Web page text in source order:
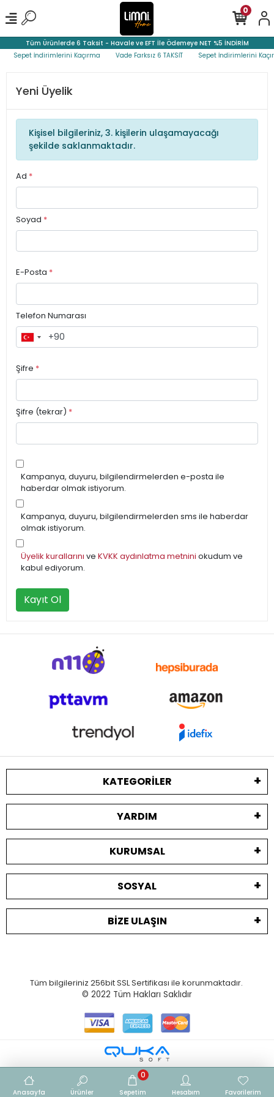
Tüm Ürünlerde 6 Taksit - Havale ve EFT İle Ödemeye NET %5 İNDİRİM
Sepet İndirimlerini Kaçırma
Vade Farksız 6 TAKSİT Sepet İndirimlerini
0
Yeni Üyelik
Kişisel bilgileriniz, 3. kişilerin ulaşamayacağı
şekilde saklanmaktadır.
Ad *
Soyad *
E-Posta *
Telefon Numarası
Şifre *
Şifre (tekrar) *
Kampanya, duyuru, bilgilendirmelerden e-posta ile
haberdar olmak istiyorum.
Kampanya, duyuru, bilgilendirmelerden sms ile haberdar
olmak istiyorum.
Üyelik kurallarını ve KVKK aydınlatma metnini okudum ve
kabul ediyorum.
Kayıt Ol
KATEGORILER
YARDIM
KURUMSAL
SOSYAL
BIZE ULAŞIN
Tüm bilgileriniz 256bit SSL Sertifikası ile korunmaktadır.
© 2022 Tüm Hakları Saklıdır
Anasayfa Ürünler Sepetim
0
Hesabım Favorilerim